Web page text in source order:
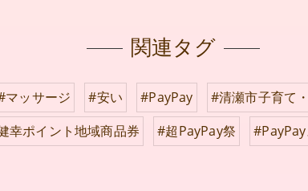
関連タグ
マッサージ #安い #PayPay
#清瀬市子育て
幸ポイント地域商品券
#超PayPay祭